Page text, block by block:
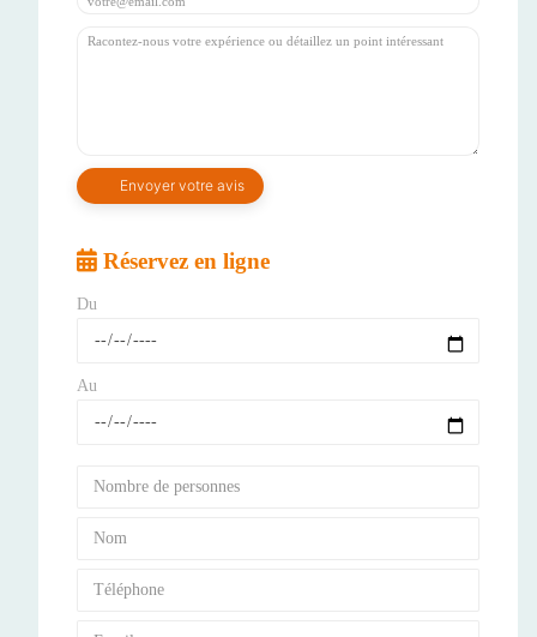
Réservez en ligne
Du
Au